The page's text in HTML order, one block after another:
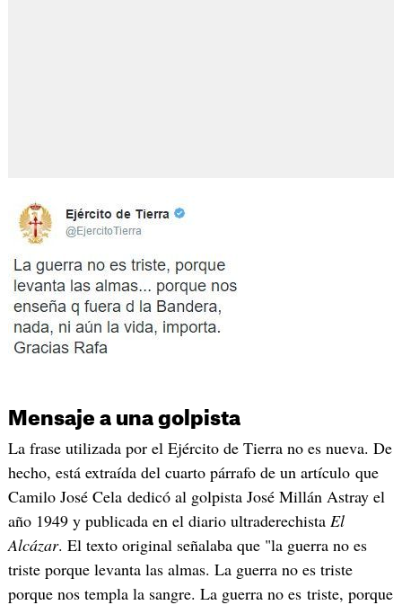
Mensaje a una golpista
La frase utilizada por el Ejército de Tierra no es nueva. De
hecho, está extraída del cuarto párrafo de un artículo que
Camilo José Cela dedicó al golpista José Millán Astray el
año 1949 y publicada en el diario ultraderechista El
Alcázar. El texto original señalaba que "la guerra no es
triste porque levanta las almas. La guerra no es triste
porque nos templa la sangre. La guerra no es triste, porque